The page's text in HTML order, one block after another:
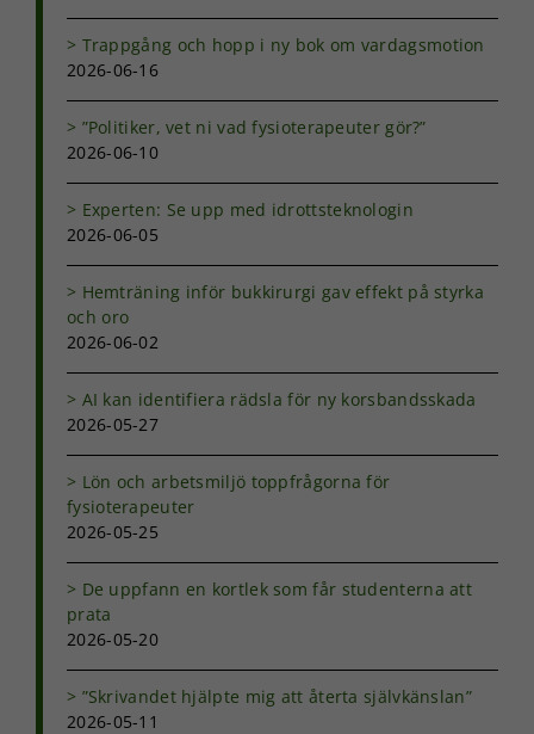
Trappgång och hopp i ny bok om vardagsmotion
2026-06-16
”Politiker, vet ni vad fysioterapeuter gör?”
2026-06-10
Experten: Se upp med idrottsteknologin
2026-06-05
Hemträning inför bukkirurgi gav effekt på styrka
och oro
2026-06-02
AI kan identifiera rädsla för ny korsbandsskada
2026-05-27
Lön och arbetsmiljö toppfrågorna för
fysioterapeuter
2026-05-25
De uppfann en kortlek som får studenterna att
prata
2026-05-20
”Skrivandet hjälpte mig att återta självkänslan”
2026-05-11
Nödvändiga